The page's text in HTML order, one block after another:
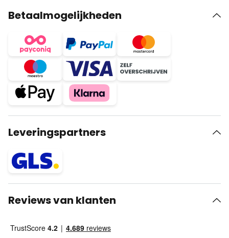
Betaalmogelijkheden
Leveringspartners
Reviews van klanten